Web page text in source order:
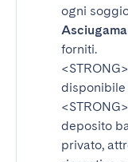
ogni
forniti.
disponibile
deposito
privato,